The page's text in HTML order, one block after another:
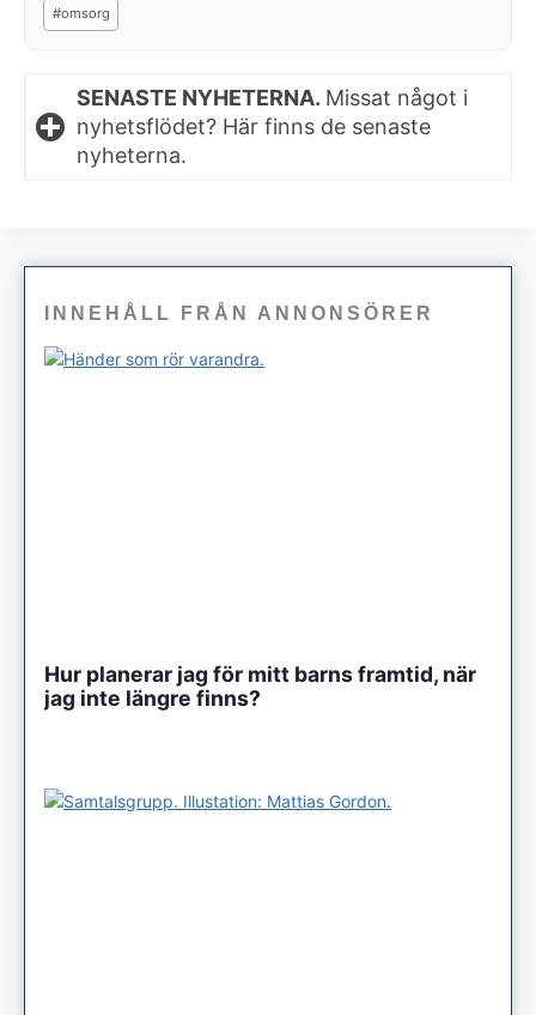
#omsorg
SENASTE NYHETERNA. Missat något i
nyhetsflödet? Här finns de senaste
nyheterna.
INNEHÅLL FRÅN ANNONSÖRER
Hur planerar jag för mitt barns framtid, när
jag inte längre finns?